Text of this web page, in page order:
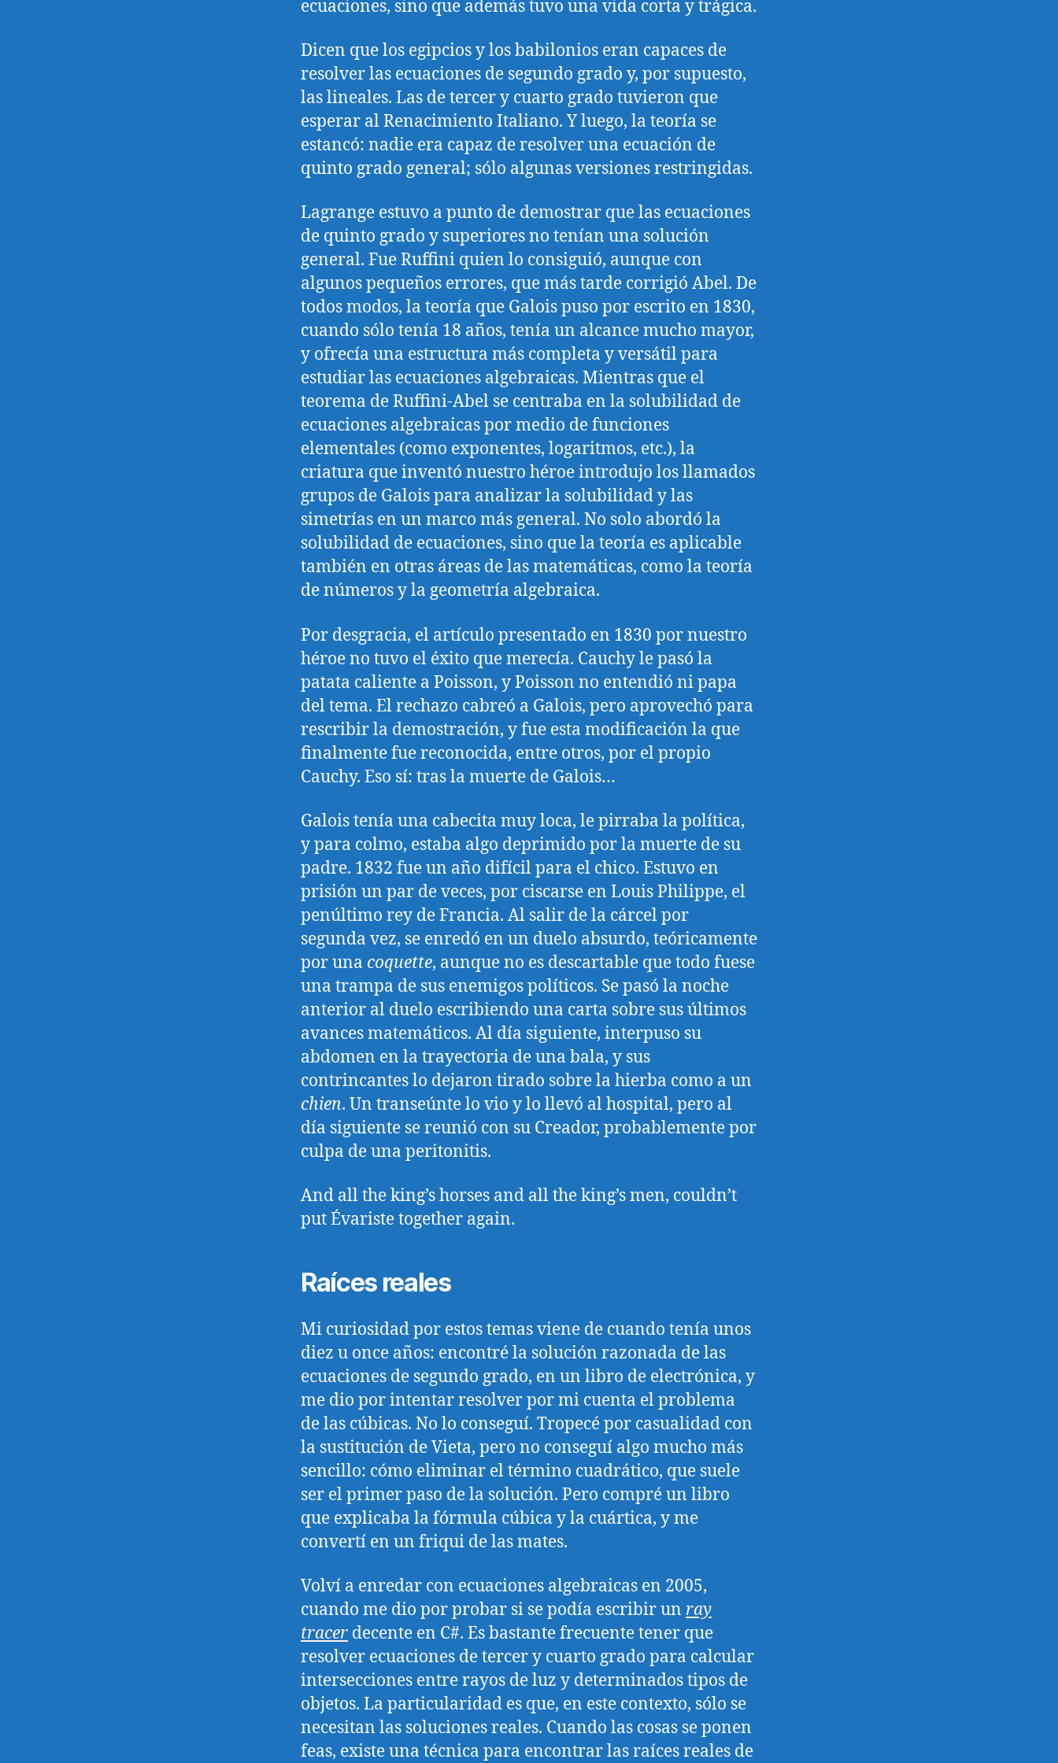
ecuaciones, sino que además tuvo una vida corta y trágica.
Dicen que los egipcios y los babilonios eran capaces de
resolver las ecuaciones de segundo grado y, por supuesto,
las lineales. Las de tercer y cuarto grado tuvieron que
esperar al Renacimiento Italiano. Y luego, la teoría se
estancó: nadie era capaz de resolver una ecuación de
quinto grado general; sólo algunas versiones restringidas.
Lagrange estuvo a punto de demostrar que las ecuaciones
de quinto grado y superiores no tenían una solución
general. Fue Ruffini quien lo consiguió, aunque con
algunos pequeños errores, que más tarde corrigió Abel. De
todos modos, la teoría que Galois puso por escrito en 1830,
cuando sólo tenía 18 años, tenía un alcance mucho mayor,
y ofrecía una estructura más completa y versátil para
estudiar las ecuaciones algebraicas. Mientras que el
teorema de Ruffini-Abel se centraba en la solubilidad de
ecuaciones algebraicas por medio de funciones
elementales (como exponentes, logaritmos, etc.), la
criatura que inventó nuestro héroe introdujo los llamados
grupos de Galois para analizar la solubilidad y las
simetrías en un marco más general. No solo abordó la
solubilidad de ecuaciones, sino que la teoría es aplicable
también en otras áreas de las matemáticas, como la teoría
de números y la geometría algebraica.
Por desgracia, el artículo presentado en 1830 por nuestro
héroe no tuvo el éxito que merecía. Cauchy le pasó la
patata caliente a Poisson, y Poisson no entendió ni papa
del tema. El rechazo cabreó a Galois, pero aprovechó para
rescribir la demostración, y fue esta modificación la que
finalmente fue reconocida, entre otros, por el propio
Cauchy. Eso sí: tras la muerte de Galois…
Galois tenía una cabecita muy loca, le pirraba la política,
y para colmo, estaba algo deprimido por la muerte de su
padre. 1832 fue un año difícil para el chico. Estuvo en
prisión un par de veces, por ciscarse en Louis Philippe, el
penúltimo rey de Francia. Al salir de la cárcel por
segunda vez, se enredó en un duelo absurdo, teóricamente
por una coquette, aunque no es descartable que todo fuese
una trampa de sus enemigos políticos. Se pasó la noche
anterior al duelo escribiendo una carta sobre sus últimos
avances matemáticos. Al día siguiente, interpuso su
abdomen en la trayectoria de una bala, y sus
contrincantes lo dejaron tirado sobre la hierba como a un
chien. Un transeúnte lo vio y lo llevó al hospital, pero al
día siguiente se reunió con su Creador, probablemente por
culpa de una peritonitis.
And all the king’s horses and all the king’s men, couldn’t
put Évariste together again.
Raíces reales
Mi curiosidad por estos temas viene de cuando tenía unos
diez u once años: encontré la solución razonada de las
ecuaciones de segundo grado, en un libro de electrónica, y
me dio por intentar resolver por mi cuenta el problema
de las cúbicas. No lo conseguí. Tropecé por casualidad con
la sustitución de Vieta, pero no conseguí algo mucho más
sencillo: cómo eliminar el término cuadrático, que suele
ser el primer paso de la solución. Pero compré un libro
que explicaba la fórmula cúbica y la cuártica, y me
convertí en un friqui de las mates.
Volví a enredar con ecuaciones algebraicas en 2005,
cuando me dio por probar si se podía escribir un ray
tracer decente en C#. Es bastante frecuente tener que
resolver ecuaciones de tercer y cuarto grado para calcular
intersecciones entre rayos de luz y determinados tipos de
objetos. La particularidad es que, en este contexto, sólo se
necesitan las soluciones reales. Cuando las cosas se ponen
feas, existe una técnica para encontrar las raíces reales de